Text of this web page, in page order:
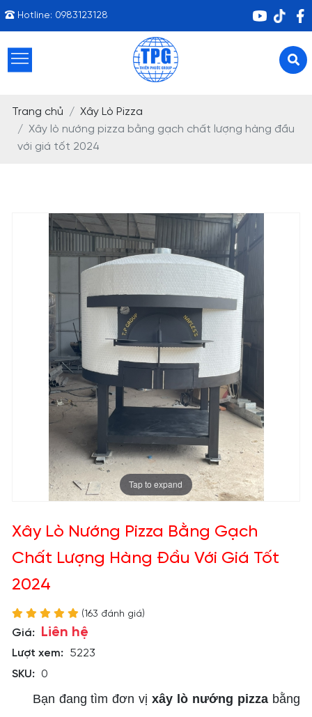
Hotline: 0983123128
Trang chủ
Xây Lò Pizza
Xây lò nướng pizza bằng gạch chất lượng hàng đầu
với giá tốt 2024
Tap to expand
Xây Lò Nướng Pizza Bằng Gạch
Chất Lượng Hàng Đầu Với Giá Tốt
2024
(163 đánh giá)
Giá: Liên hệ
Lượt xem:
5223
SKU: 0
Bạn đang tìm đơn vịxây lò nướng pizza bằng